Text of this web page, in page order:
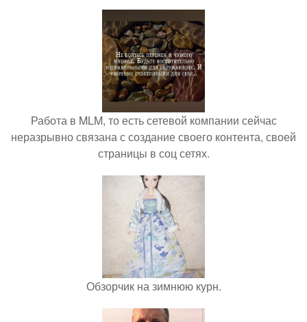
Работа в MLM, то есть сетевой компании сейчас
неразрывно связана с создание своего контента, своей
страницы в соц сетях.
Обзорчик на зимнюю курн.